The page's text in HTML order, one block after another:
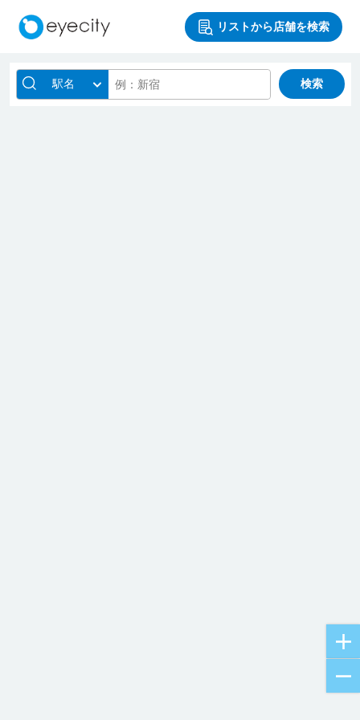
リストから店舗を検索
駅名 検索